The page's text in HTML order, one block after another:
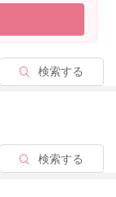
検索する
検索する